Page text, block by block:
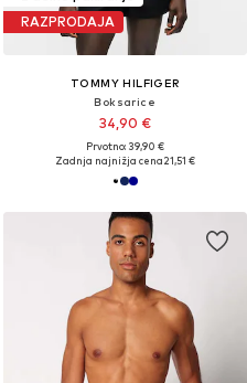
RAZPRODAJA
TOMMY HILFIGER
Boksarice
34,90 €
Prvotno: 39,90 €
Zadnja najnižja cena21,51 €